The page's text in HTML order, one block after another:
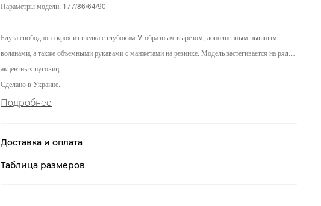
Параметры модели: 177/86/64/90
Блуза свободного кроя из шелка с глубоким V-образным вырезом, дополненным пышным
воланами, а также объемными рукавами с манжетами на резинке. Модель застегивается на ряд
акцентных пуговиц.
Сделано в Украине.
Подробнее
Доставка и оплата
Таблица размеров